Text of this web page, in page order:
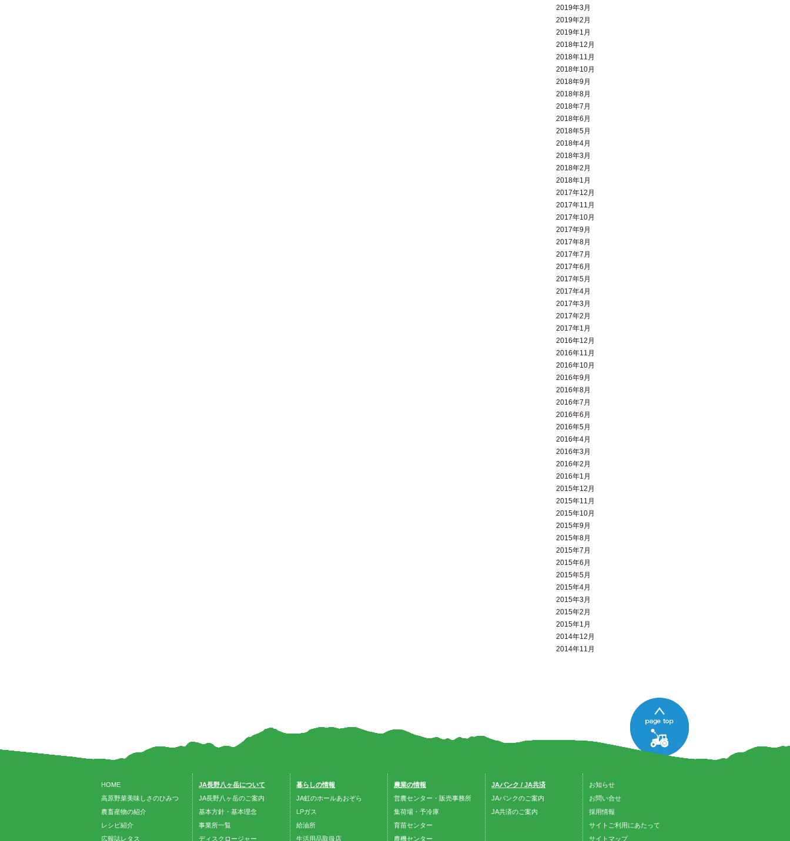
2019年3月
2019年2月
2019年1月
2018年12月
2018年11月
2018年10月
2018年9月
2018年8月
2018年7月
2018年6月
2018年5月
2018年4月
2018年3月
2018年2月
2018年1月
2017年12月
2017年11月
2017年10月
2017年9月
2017年8月
2017年7月
2017年6月
2017年5月
2017年4月
2017年3月
2017年2月
2017年1月
2016年12月
2016年11月
2016年10月
2016年9月
2016年8月
2016年7月
2016年6月
2016年5月
2016年4月
2016年3月
2016年2月
2016年1月
2015年12月
2015年11月
2015年10月
2015年9月
2015年8月
2015年7月
2015年6月
2015年5月
2015年4月
2015年3月
2015年2月
2015年1月
2014年12月
2014年11月
HOME
高原野菜美味しさのひみつ
農畜産物の紹介
レシピ紹介
広報誌レタス
JA長野八ヶ岳について
JA長野八ヶ岳のご案内
基本方針・基本理念
事業所一覧
ディスクロージャー
暮らしの情報
JA虹のホールあおぞら
LPガス
給油所
生活用品取扱店
農業の情報
営農センター・販売事務所
集荷場・予冷庫
育苗センター
農機センター
JAバンク / JA共済
JAバンクのご案内
JA共済のご案内
お知らせ
お問い合せ
採用情報
サイトご利用にあたって
サイトマップ